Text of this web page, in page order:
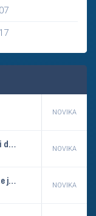
NOVIKA
marky :D caf , de mas svoju fotocku ? pry si dostal pry zasluhach na sibiri to si este pametam :D NOVIKA
pockat a mapy sa budu menit alebo zostane jedna a tu budeme hrat cele dva dni :D skoda ze len 30 slotou :( ale nevim ci vsetky mapy su na 30 ludi ako aim a fy to uz vobec ne :) NOVIKA